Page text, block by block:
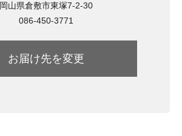
岡山県倉敷市東塚7-2-30
086-450-3771
お届け先を変更